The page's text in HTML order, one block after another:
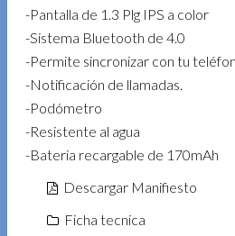
-Pantalla de 1.3 Plg IPS a color
-Sistema Bluetooth de 4.0
-Permite sincronizar con tu
-Notificación de llamadas.
-Podómetro
-Resistente al agua
-Bateria recargable de 170mAh
Descargar Manifiesto
Ficha tecnica